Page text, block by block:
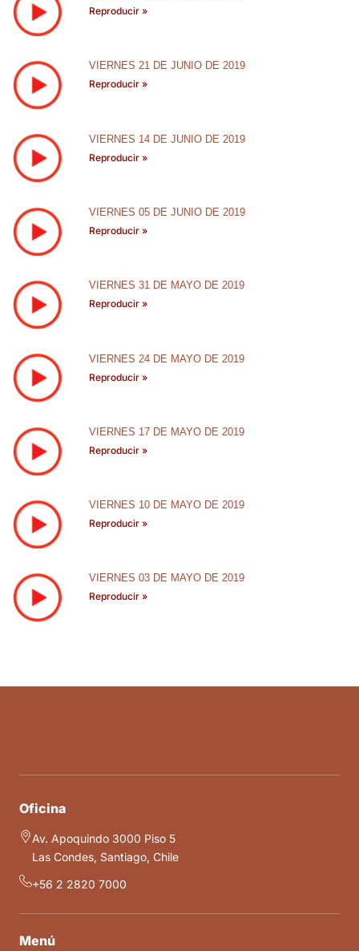
Reproducir »
VIERNES 21 DE JUNIO DE 2019
Reproducir »
VIERNES 14 DE JUNIO DE 2019
Reproducir »
VIERNES 05 DE JUNIO DE 2019
Reproducir »
VIERNES 31 DE MAYO DE 2019
Reproducir »
VIERNES 24 DE MAYO DE 2019
Reproducir »
VIERNES 17 DE MAYO DE 2019
Reproducir »
VIERNES 10 DE MAYO DE 2019
Reproducir »
VIERNES 03 DE MAYO DE 2019
Reproducir »
Oficina
Av. Apoquindo 3000 Piso 5
Las Condes, Santiago, Chile
+56 2 2820 7000
Menú